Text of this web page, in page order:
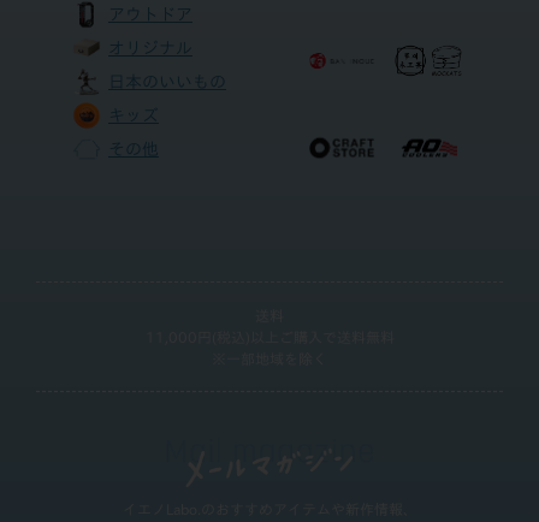
アウトドア
オリジナル
日本のいいもの
キッズ
その他